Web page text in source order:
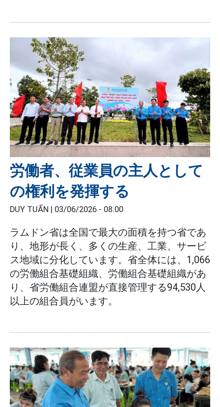
労働者、従業員の主人として
の権利を発揮する
DUY TUẤN | 03/06/2026 - 08:00
ラムドン省は全国で最大の面積を持つ省であ
り、地形が長く、多くの生産、工業、サービ
ス地域に分化しています。省全体には、1,066
の労働組合基礎組織、労働組合基礎組織があ
り、省労働組合連盟が直接管理する94,530人
以上の組合員がいます。